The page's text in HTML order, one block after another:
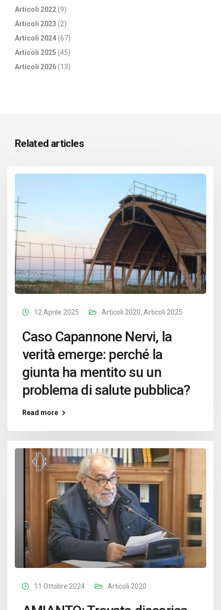
Articoli 2022(9)
Articoli 2023 (2)
Articoli 2024(67)
Articoli 2025 (45)
Articoli 2026(13)
Related articles
12 Aprile 2025 Articoli 2020, Articoli 2025
Caso Capannone Nervi, la
verità emerge: perché la
giunta ha mentito su un
problema di salute pubblica?
Read more
11 Ottobre 2024 Articoli 2020